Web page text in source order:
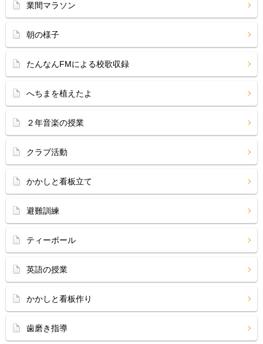
業間マラソン
朝の様子
たんなんFMによる校歌収録
へちまを植えたよ
２年音楽の授業
クラブ活動
かかしと看板立て
避難訓練
ティーボール
英語の授業
かかしと看板作り
歯磨き指導